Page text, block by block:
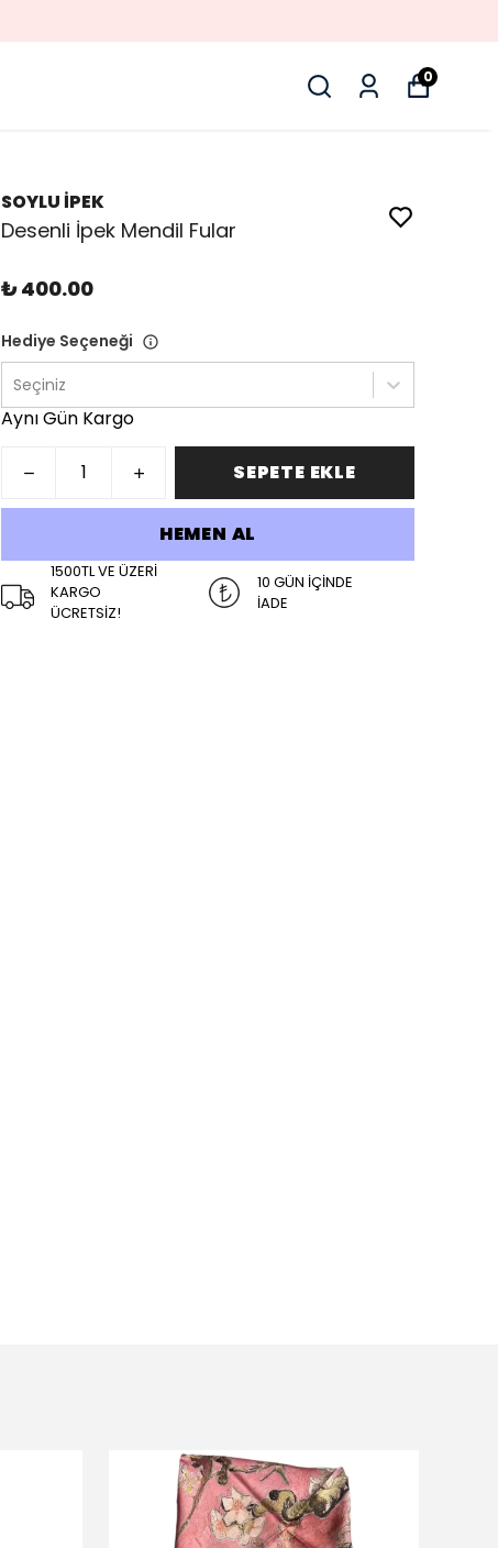
0
SOYLU İPEK
Desenli İpek Mendil Fular
₺ 400.00
Hediye Seçeneği
Seçiniz
Aynı Gün Kargo
SEPETE EKLE
HEMEN AL
1500TL VE ÜZERİ
KARGO
ÜCRETSİZ!
10 GÜN İÇİNDE
İADE